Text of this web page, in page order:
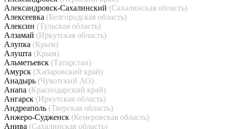
Александровск-Сахалинский (Сахалинская область)
Алексеевка (Белгородская область)
Алексин (Тульская область)
Алзамай (Иркутская область)
Алупка (Крым)
Алушта (Крым)
Альметьевск (Татарстан)
Амурск (Хабаровский край)
Анадырь (Чукотский АО)
Анапа (Краснодарский край)
Ангарск (Иркутская область)
Андреаполь (Тверская область)
Анжеро-Судженск (Кемеровская область)
Анива (Сахалинская область)